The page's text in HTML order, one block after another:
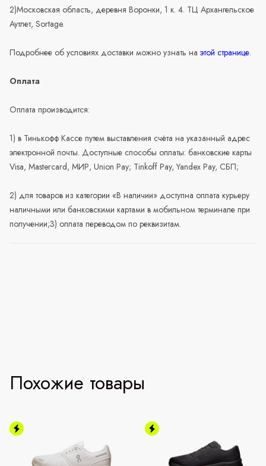
2)Московская область, деревня Воронки, 1 к. 4. ТЦ Архангельское
Аутлет, Sortage.
Подробнее об условиях доставки можно узнать на этой странице.
Оплата
Оплата производится:
1) в Тинькофф Кассе путем выставления счёта на указанный адрес
электронной почты. Доступные способы оплаты: банковские карты
Visa, Mastercard, МИР, Union Pay; Tinkoff Pay, Yandex Pay, СБП;
2) для товаров из категории «В наличии» доступна оплата курьеру
наличными или банковскими картами в мобильном терминале при
получении;3) оплата переводом по реквизитам.
Похожие товары